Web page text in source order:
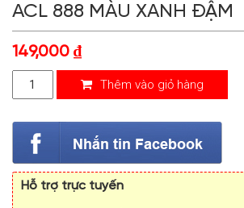
ACL 888 MÀU XANH ĐẬM
149,000 ₫
Thêm vào giỏ hàng
Hỗ trợ trực tuyến